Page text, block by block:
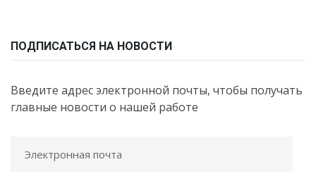
ПОДПИСАТЬСЯ НА НОВОСТИ
Введите адрес электронной почты, чтобы получать
главные новости о нашей работе